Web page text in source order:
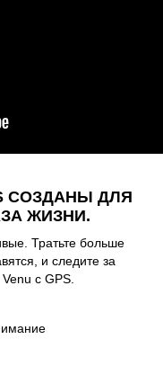
СОЗДАНЫ ДЛЯ
ЖИЗНИ.
Тратьте больше
и следите за
с GPS.